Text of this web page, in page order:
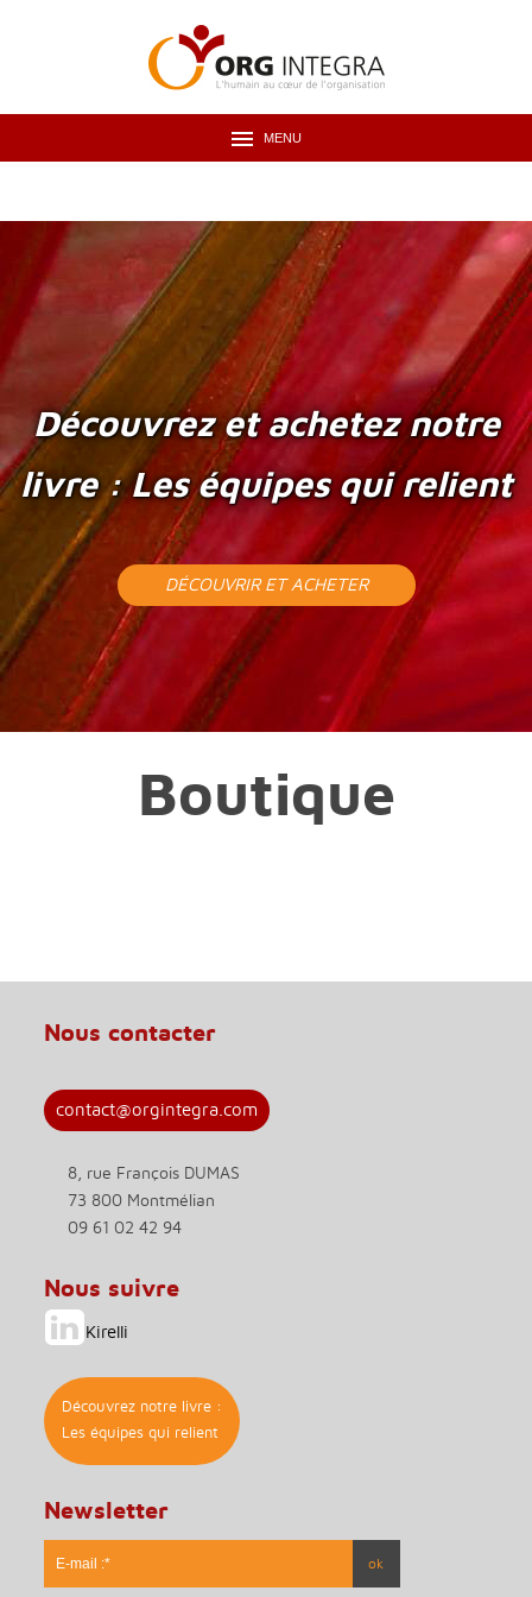
MENU
Découvrez et achetez notre
livre : Les équipes qui relient
DÉCOUVRIR ET ACHETER
Boutique
Nous contacter
contact@orgintegra.com
8, rue François DUMAS
73 800 Montmélian
09 61 02 42 94
Nous suivre
Kirelli
Découvrez notre livre :
Les équipes qui relient
Newsletter